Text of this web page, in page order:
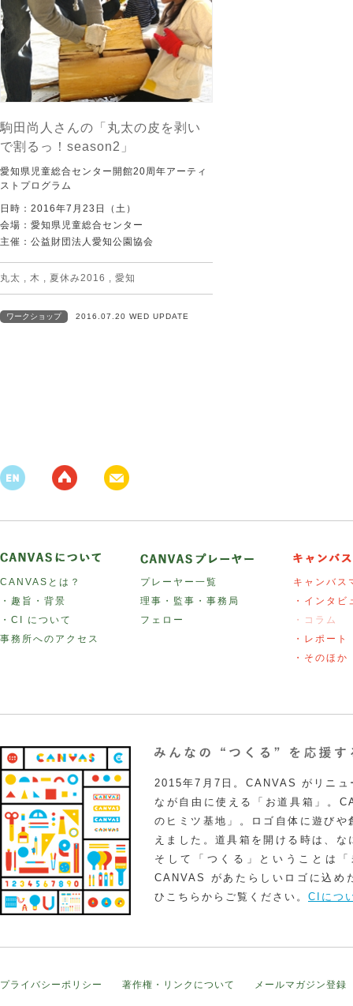
駒田尚人さんの「丸太の皮を剥い
で割るっ！season2」
愛知県児童総合センター開館20周年アーティ
ストプログラム
日時：2016年7月23日（土）
会場：愛知県児童総合センター
主催：公益財団法人愛知公園協会
丸太 , 木 , 夏休み2016 , 愛知
ワークショップ 2016.07.20 WED UPDATE
CANVASとは？
・趣旨・背景
・CI について
事務所へのアクセス
プレーヤー一覧
理事・監事・事務局
フェロー
キャンバス
・インタビ
・コラム
・レポート
・そのほか
2015年7月7日。CANVAS がリニュ
なが自由に使える「お道具箱」。
のヒミツ基地」。ロゴ自体に遊び
えました。道具箱を開ける時は、
そして「つくる」ということは
CANVAS があたらしいロゴに込め
ひこちらからご覧ください。 CIにつ
プライバシーポリシー 著作権・リンクについて メールマガジン登録